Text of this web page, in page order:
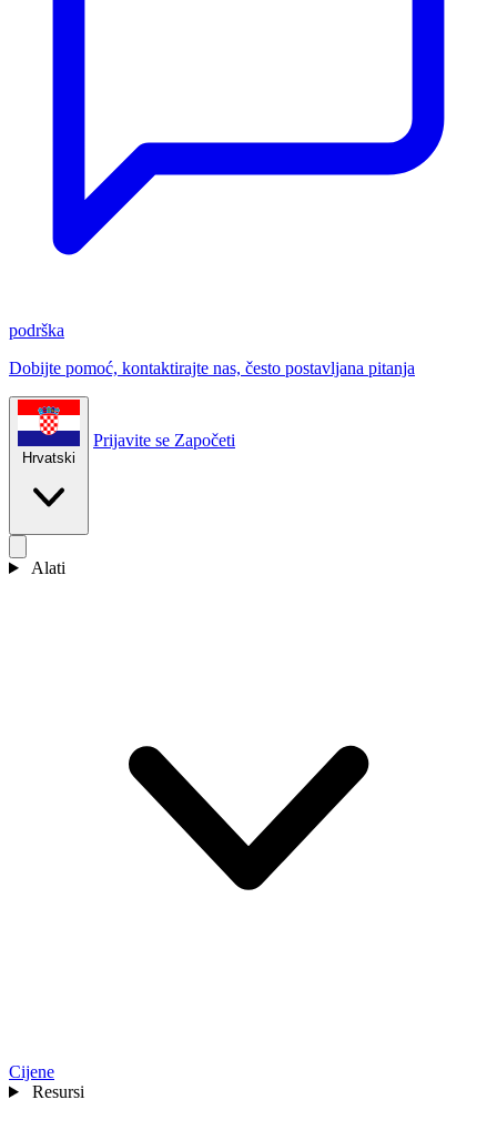
podrška
Dobijte pomoć, kontaktirajte nas, često postavljana pitanja
Hrvatski
Prijavite se Započeti
Alati
Cijene
Resursi